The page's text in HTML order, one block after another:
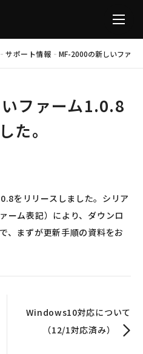
-サポート情報 - MF-2000の新しいファー
ファーム1.0.8
た。
をリリースしました。シリア
ーム表記）により、ダウンロ
、まずが更新手順の資料をお
Windows10対応について
（12/1対応済み）